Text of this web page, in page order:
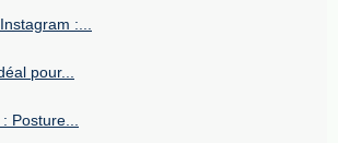
:...
pour...
Posture...